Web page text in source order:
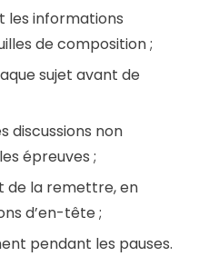
les informations
de composition ;
sujet avant de
discussions non
épreuves ;
de la remettre, en
d’en-tête ;
pendant les pauses.